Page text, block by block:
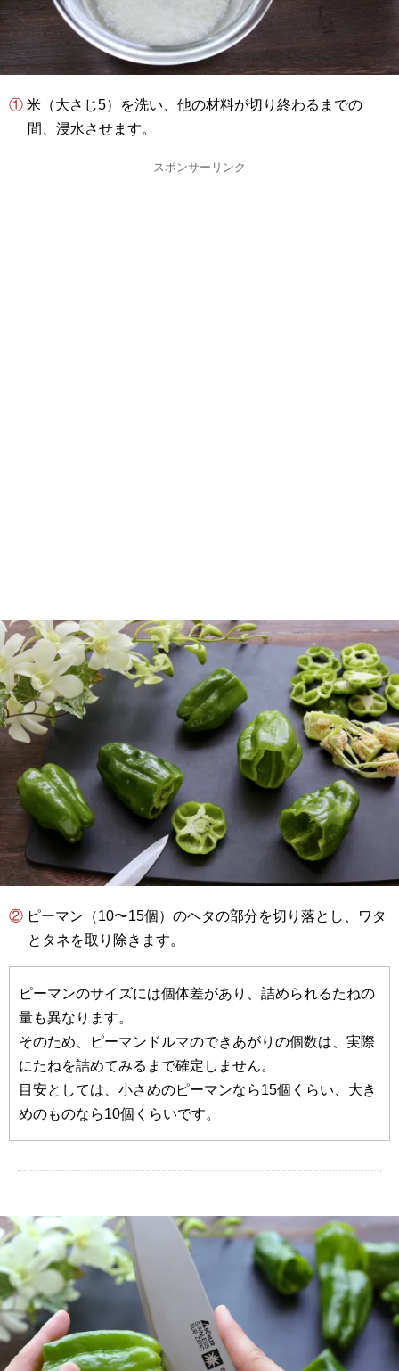
① 米（大さじ5）を洗い、他の材料が切り終わるまでの
間、浸水させます。
スポンサーリンク
② ピーマン（10〜15個）のヘタの部分を切り落とし、ワタ
とタネを取り除きます。
ピーマンのサイズには個体差があり、詰められるたねの
量も異なります。
そのため、ピーマンドルマのできあがりの個数は、実際
にたねを詰めてみるまで確定しません。
目安としては、小さめのピーマンなら15個くらい、大き
めのものなら10個くらいです。